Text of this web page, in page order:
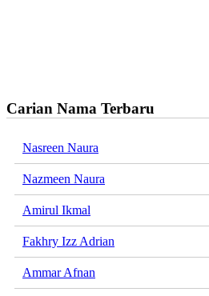
Carian Nama Terbaru
Nasreen Naura
Nazmeen Naura
Amirul Ikmal
Fakhry Izz Adrian
Ammar Afnan